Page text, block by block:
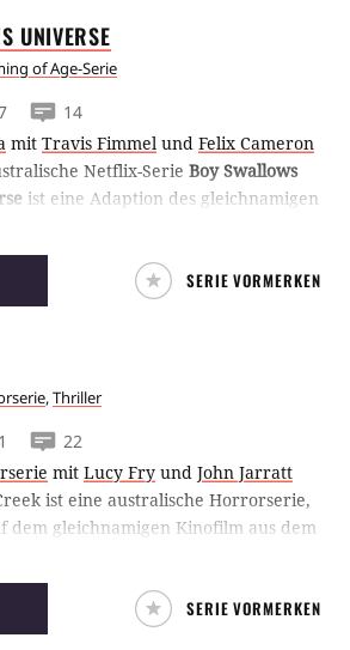
Leben als Erwachsene wirft.
UNIVERSE
of Age-Serie
14
mit Travis Fimmel und Felix Cameron
Netflix-Serie Boy Swallows
ist eine Adaption des gleichnamigen
wird die Geschichte einer zerrütteten
aus Brisbane in den 80er Jahren.
SERIE VORMERKEN
,Thriller
22
mit Lucy Fry und John Jarratt
ist eine australische Horrorserie,
dem gleichnamigen Kinofilm aus dem
Mick Taylor fortsetzt. Dieses Mal
die 19-jährige Touristin Eve aus
in der Wüste Australiens, wo sie
SERIE VORMERKEN